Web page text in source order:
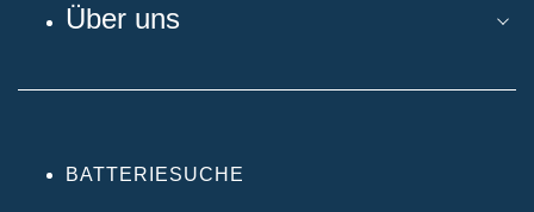
Über uns
BATTERIESUCHE